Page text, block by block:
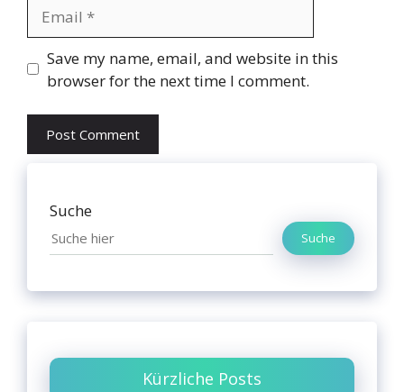
Website
Save my name, email, and website in this
browser for the next time I comment.
Suche
Suche
Kürzliche Posts